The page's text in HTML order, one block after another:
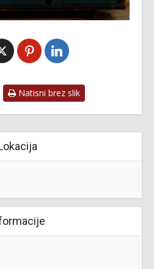
Natisni brez slik